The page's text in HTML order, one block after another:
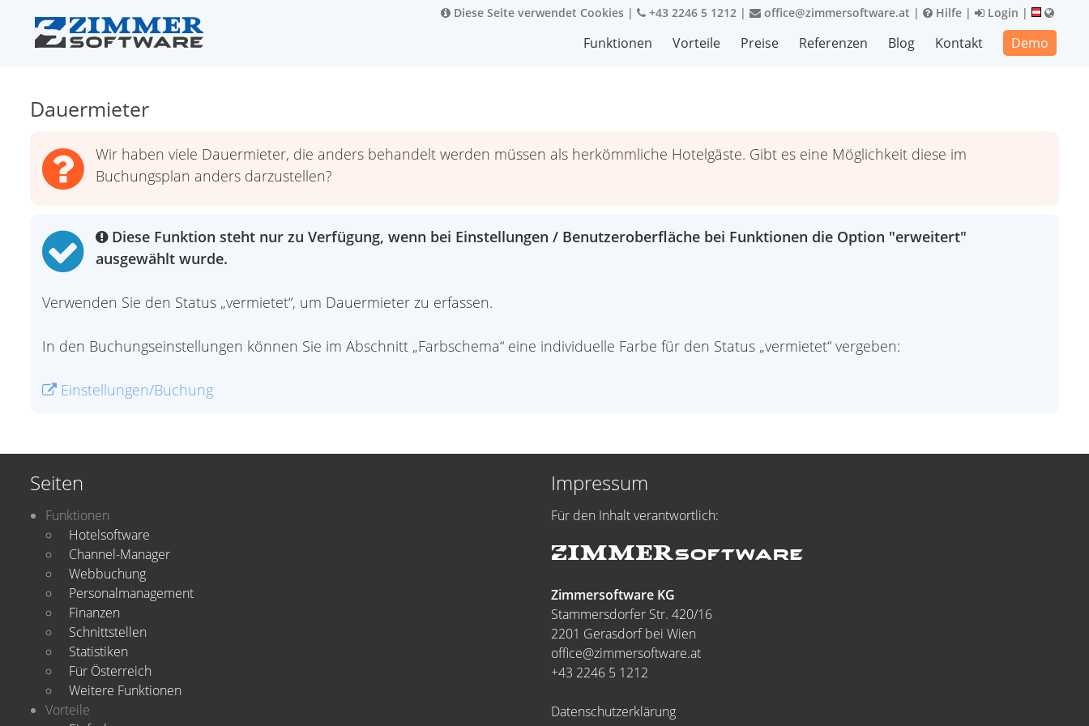
Diese Seite verwendet Cookies | +43 2246 5 1212 | office@zimmersoftware.at | Hilfe | Login |
Funktionen Vorteile Preise Referenzen Blog Kontakt Demo
Dauermieter
Wir haben viele Dauermieter, die anders behandelt werden müssen als herkömmliche Hotelgäste. Gibt es eine Möglichkeit diese im
Buchungsplan anders darzustellen?
Diese Funktion steht nur zu Verfügung, wenn bei Einstellungen / Benutzeroberfläche bei Funktionen die Option "erweitert"
ausgewählt wurde.
Verwenden Sie den Status „vermietet“, um Dauermieter zu erfassen.
In den Buchungseinstellungen können Sie im Abschnitt „Farbschema“ eine individuelle Farbe für den Status „vermietet“ vergeben:
Einstellungen/Buchung
Seiten
Funktionen
Hotelsoftware
Channel-Manager
Webbuchung
Personalmanagement
Finanzen
Schnittstellen
Statistiken
Für Österreich
Weitere Funktionen
Vorteile
Impressum
Für den Inhalt verantwortlich:
Zimmersoftware KG
Stammersdorfer Str. 420/16
2201 Gerasdorf bei Wien
office@zimmersoftware.at
+43 2246 5 1212
Datenschutzerklärung